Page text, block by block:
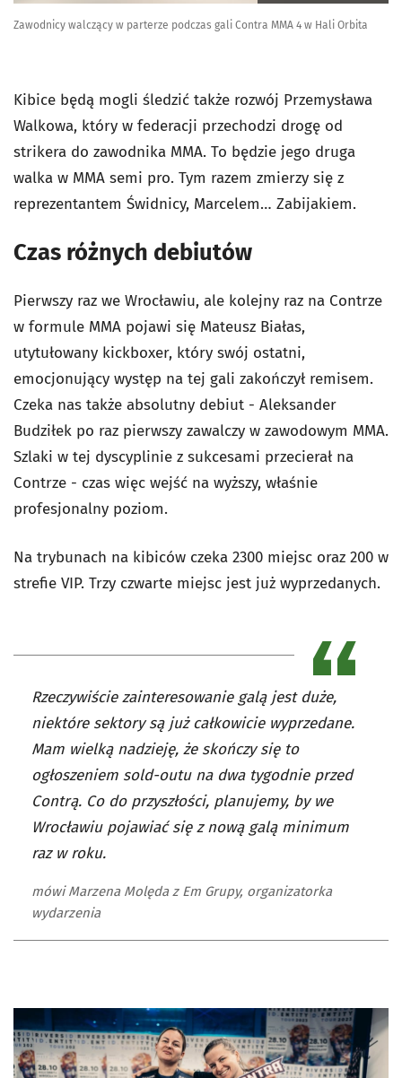
Zawodnicy walczący w parterze podczas gali Contra MMA 4 w Hali Orbita
Kibice będą mogli śledzić także rozwój Przemysława
Walkowa, który w federacji przechodzi drogę od
strikera do zawodnika MMA. To będzie jego druga
walka w MMA semi pro. Tym razem zmierzy się z
reprezentantem Świdnicy, Marcelem… Zabijakiem.
Czas różnych debiutów
Pierwszy raz we Wrocławiu, ale kolejny raz na Contrze
w formule MMA pojawi się Mateusz Białas,
utytułowany kickboxer, który swój ostatni,
emocjonujący występ na tej gali zakończył remisem.
Czeka nas także absolutny debiut - Aleksander
Budziłek po raz pierwszy zawalczy w zawodowym MMA.
Szlaki w tej dyscyplinie z sukcesami przecierał na
Contrze - czas więc wejść na wyższy, właśnie
profesjonalny poziom.
Na trybunach na kibiców czeka 2300 miejsc oraz 200 w
strefie VIP. Trzy czwarte miejsc jest już wyprzedanych.
Rzeczywiście zainteresowanie galą jest duże,
niektóre sektory są już całkowicie wyprzedane.
Mam wielką nadzieję, że skończy się to
ogłoszeniem sold-outu na dwa tygodnie przed
Contrą. Co do przyszłości, planujemy, by we
Wrocławiu pojawiać się z nową galą minimum
raz w roku.
mówi Marzena Molęda z Em Grupy, organizatorka
wydarzenia